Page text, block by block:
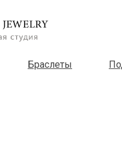
Браслеты